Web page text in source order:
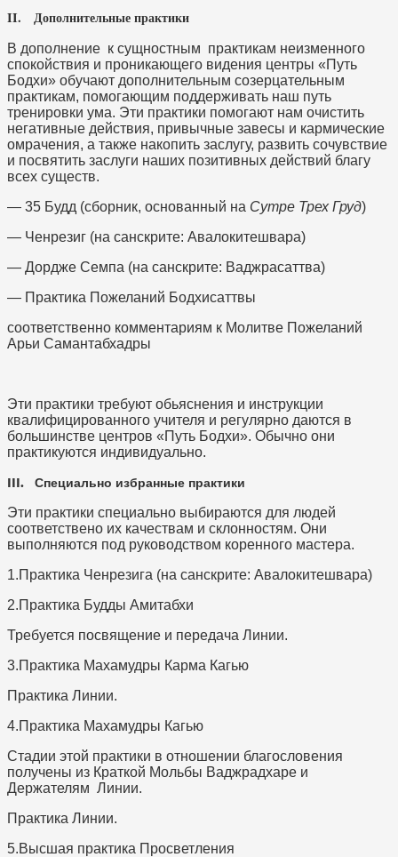
II. Дополнительные практики
В дополнение к сущностным практикам неизменного
спокойствия и проникающего видения центры «Путь
Бодхи» обучают дополнительным созерцательным
практикам, помогающим поддерживать наш путь
тренировки ума. Эти практики помогают нам очистить
негативные действия, привычные завесы и кармические
омрачения, а также накопить заслугу, развить сочувствие
и посвятить заслуги наших позитивных действий благу
всех существ.
— 35 Будд (сборник, основанный на Сутре Трех Груд)
— Ченрезиг (на санскрите: Авалокитешвара)
— Дордже Семпа (на санскрите: Ваджрасаттва)
— Практика Пожеланий Бодхисаттвы
соответственно комментариям к Молитве Пожеланий
Арьи Самантабхадры
Эти практики требуют обьяснения и инструкции
квалифицированного учителя и регулярно даются в
большинстве центров «Путь Бодхи». Обычно они
практикуются индивидуально.
III. Специально избранные практики
Эти практики специально выбираются для людей
соответствено их качествам и склонностям. Они
выполняются под руководством коренного мастера.
1.Практика Ченрезига (на санскрите: Авалокитешвара)
2.Практика Будды Амитабхи
Требуется посвящение и передача Линии.
3.Практика Махамудры Карма Кагью
Практика Линии.
4.Практика Махамудры Кагью
Стадии этой практики в отношении благословения
получены из Краткой Мольбы Ваджрадхаре и
Держателям Линии.
Практика Линии.
5.Высшая практика Просветления